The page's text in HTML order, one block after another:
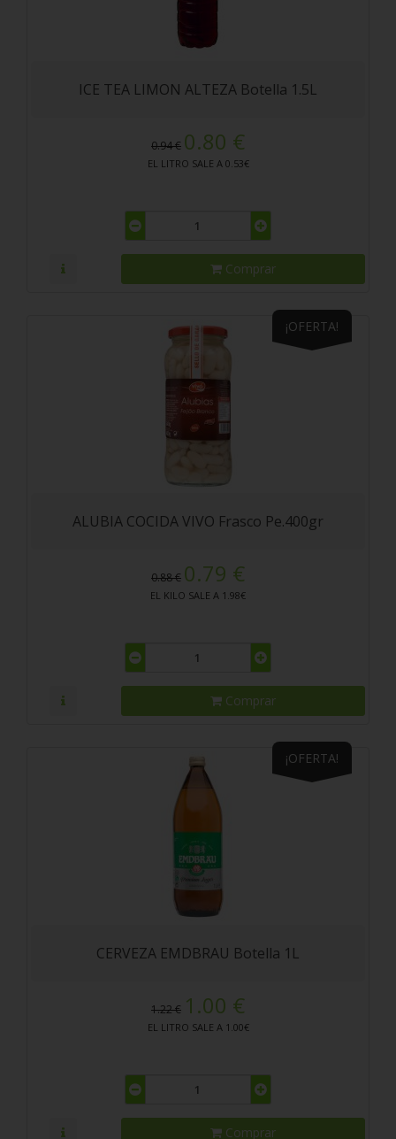
ICE TEA LIMON ALTEZA Botella 1.5L
0.94 € 0.80 €
EL LITRO SALE A 0.53€
Comprar
¡OFERTA!
ALUBIA COCIDA VIVO Frasco Pe.400gr
0.88 € 0.79 €
EL KILO SALE A 1.98€
Comprar
¡OFERTA!
CERVEZA EMDBRAU Botella 1L
1.22 € 1.00 €
EL LITRO SALE A 1.00€
Comprar